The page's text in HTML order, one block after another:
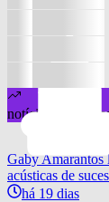
notícias hitando
Gaby Amarantos
acústicas de
há 19 dias